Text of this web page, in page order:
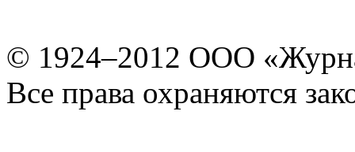
© 1924–2012 ООО
Все права охраняются